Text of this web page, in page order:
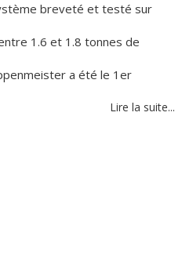
breveté et testé sur
1.6 et 1.8 tonnes de
a été le 1er
Lire la suite...